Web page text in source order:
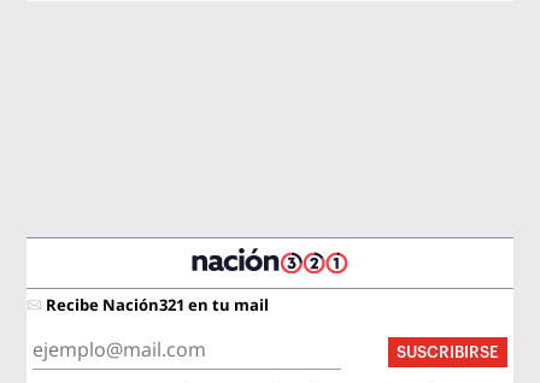
Recibe Nación321 en tu mail
SUSCRIBIRSE